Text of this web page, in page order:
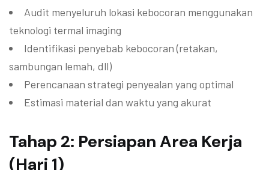
Audit menyeluruh lokasi kebocoran menggunakan
teknologi termal imaging
Identifikasi penyebab kebocoran (retakan,
sambungan lemah, dll)
Perencanaan strategi penyealan yang optimal
Estimasi material dan waktu yang akurat
Tahap 2: Persiapan Area Kerja
(Hari 1)